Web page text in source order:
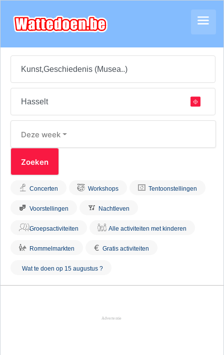
Deze week
Concerten Workshops Tentoonstellingen
Voorstellingen Nachtleven
Groepsactiviteiten Alle activiteiten met kinderen
Rommelmarkten € Gratis activiteiten
Wat te doen op 15 augustus ?